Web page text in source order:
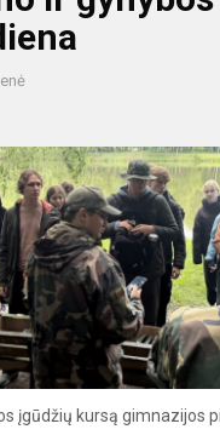
įgūdžių kursą gimnazijos